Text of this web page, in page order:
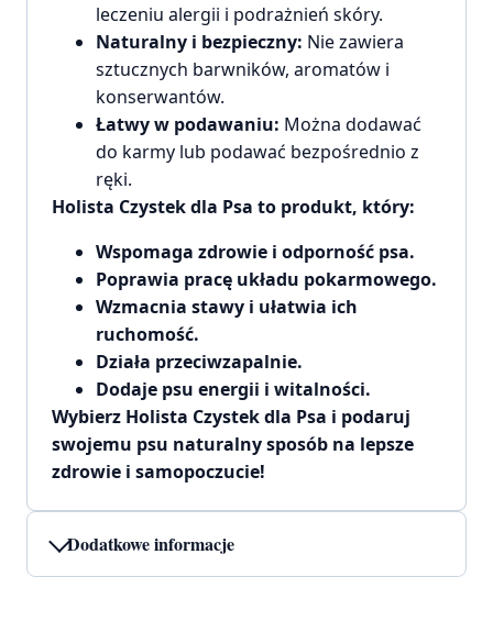
leczeniu alergii i podrażnień skóry.
Naturalny i bezpieczny: Nie zawiera
sztucznych barwników, aromatów i
konserwantów.
Łatwy w podawaniu: Można dodawać
do karmy lub podawać bezpośrednio z
ręki.
Holista Czystek dla Psa to produkt, który:
Wspomaga zdrowie i odporność psa.
Poprawia pracę układu pokarmowego.
Wzmacnia stawy i ułatwia ich
ruchomość.
Działa przeciwzapalnie.
Dodaje psu energii i witalności.
Wybierz Holista Czystek dla Psa i podaruj
swojemu psu naturalny sposób na lepsze
zdrowie i samopoczucie!
Dodatkowe informacje